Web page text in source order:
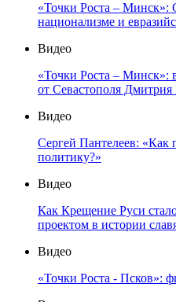
«Точки Роста – Минск»:
национализме и
Видео
«Точки Роста – Минск»:
от Севастополя Дмитрия
Видео
Сергей Пантелеев: «Как
политику?»
Видео
Как Крещение Руси
проектом в истории
Видео
«Точки Роста - Псков»: